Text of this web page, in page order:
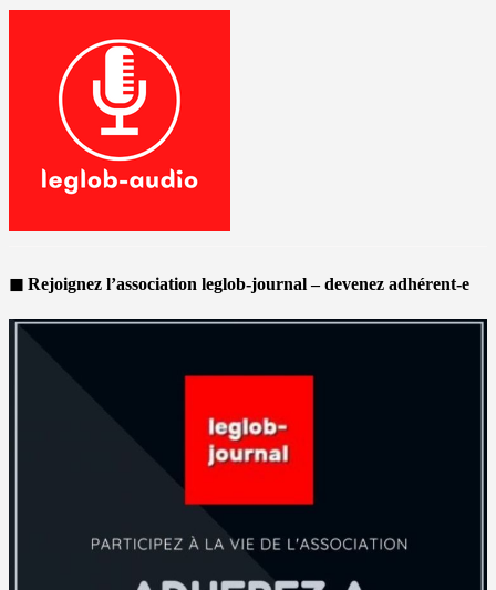
◼ Rejoignez l’association leglob-journal – devenez adhérent-e